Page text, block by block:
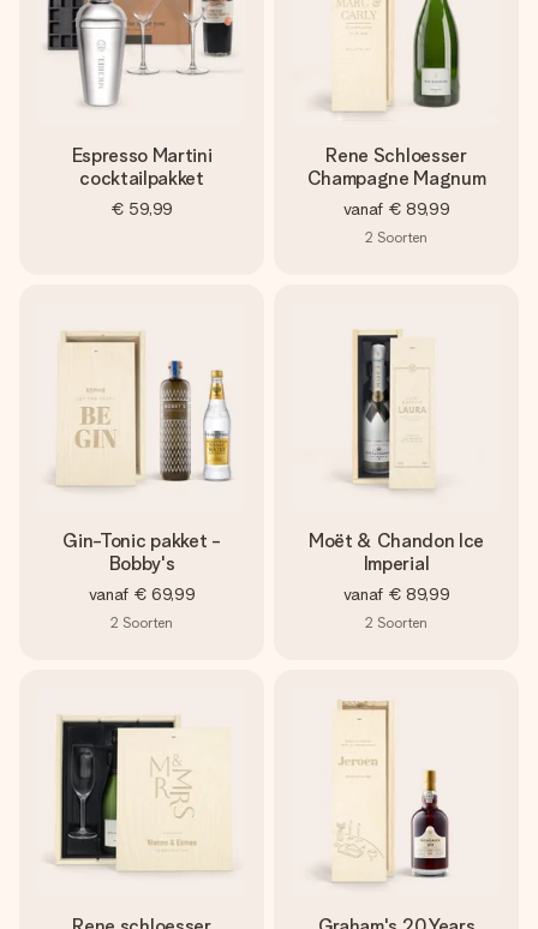
Espresso Martini
cocktailpakket
€ 59,99
Rene Schloesser
Champagne Magnum
vanaf € 89,99
2 Soorten
Gin-Tonic pakket -
Bobby's
vanaf € 69,99
2 Soorten
Moët & Chandon Ice
Imperial
vanaf € 89,99
2 Soorten